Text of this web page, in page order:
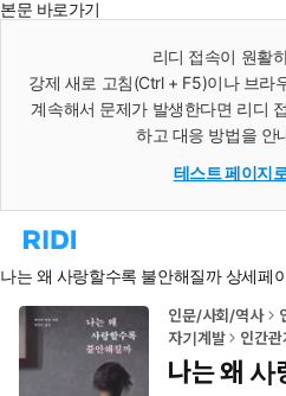
본문 바로가기
리디 접속이 원활
강제 새로 고침(Ctrl + F5)이나 브라
계속해서 문제가 발생한다면 리디
하고 대응 방법을 안
테스트 페이지
리
홈
로
이
나는 왜 사랑할수록 불안해질까 상세페
인문/사회/역사
자기계발
인간관
나는 왜 사